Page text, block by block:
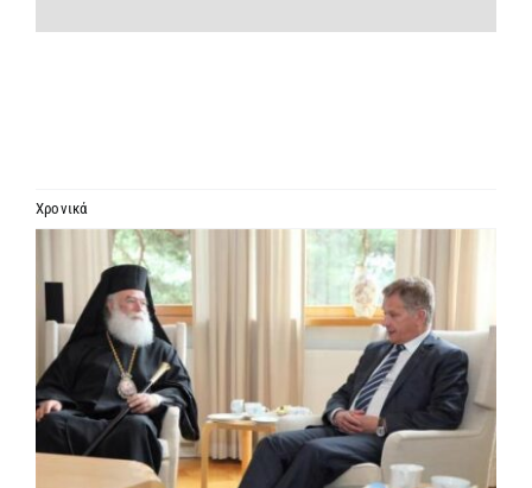
KEIMENA
ΕΝΗΜΕΡΩΣΗ
ΣΥΝΔΕΣΕΙΣ
Χρονικά
μεγαλύτερης
εικόνας